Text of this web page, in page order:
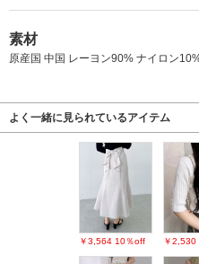
素材
原産国 中国 レーヨン90% ナイロン
よく一緒に見られているアイテム
￥3,564 10％off ￥2,530